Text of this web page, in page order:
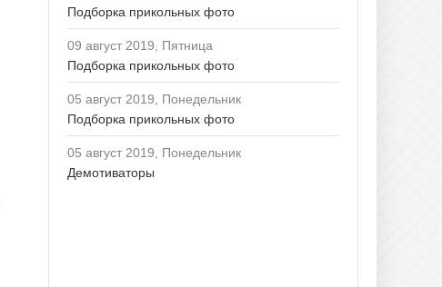
Подборка прикольных фото
09 август 2019, Пятница
Подборка прикольных фото
05 август 2019, Понедельник
Подборка прикольных фото
05 август 2019, Понедельник
Демотиваторы